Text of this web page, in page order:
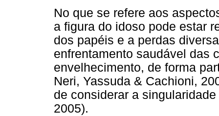
No que se refere aos
a figura do idoso pode estar
dos papéis e a perdas
enfrentamento saudável das
envelhecimento, de forma
Neri, Yassuda & Cachioni,
de considerar a
2005).